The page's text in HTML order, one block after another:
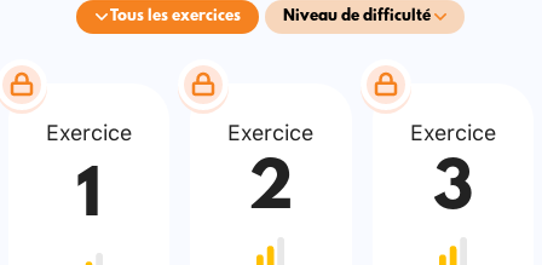
Tous les exercices Niveau de difficulté
Exercice
1
Exercice
2
Exercice
3